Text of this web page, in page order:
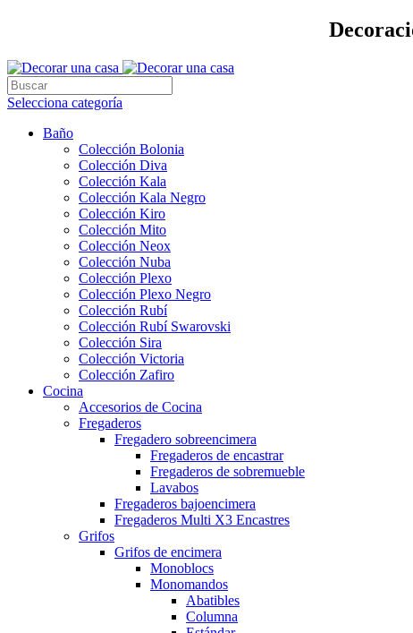
Selecciona categoría
Baño
Colección Bolonia
Colección Diva
Colección Kala
Colección Kala Negro
Colección Kiro
Colección Mito
Colección Neox
Colección Nuba
Colección Plexo
Colección Plexo Negro
Colección Rubí
Colección Rubí Swarovski
Colección Sira
Colección Victoria
Colección Zafiro
Cocina
Accesorios de Cocina
Fregaderos
Fregadero sobreencimera
Fregaderos de encastrar
Fregaderos de sobremueble
Lavabos
Fregaderos bajoencimera
Fregaderos Multi X3 Encastres
Grifos
Grifos de encimera
Monoblocs
Monomandos
Abatibles
Columna